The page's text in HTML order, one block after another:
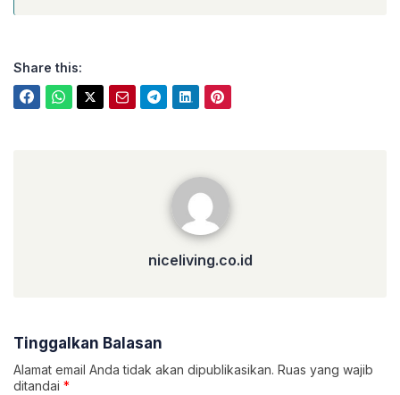
Share this:
niceliving.co.id
Tinggalkan Balasan
Alamat email Anda tidak akan dipublikasikan. Ruas yang wajib
ditandai *